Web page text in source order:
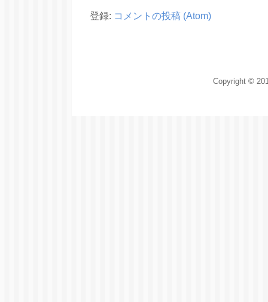
登録: コメントの投稿 (Atom)
Copyright ©